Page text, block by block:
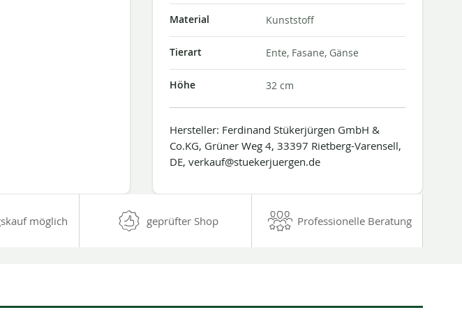
Material Kunststoff
Tierart Ente, Fasane, Gänse
Höhe 32 cm
Hersteller: Ferdinand Stükerjürgen GmbH &
Co.KG, Grüner Weg 4, 33397 Rietberg-Varensell,
DE, verkauf@stuekerjuergen.de
möglich geprüfter Shop Professionelle Beratung